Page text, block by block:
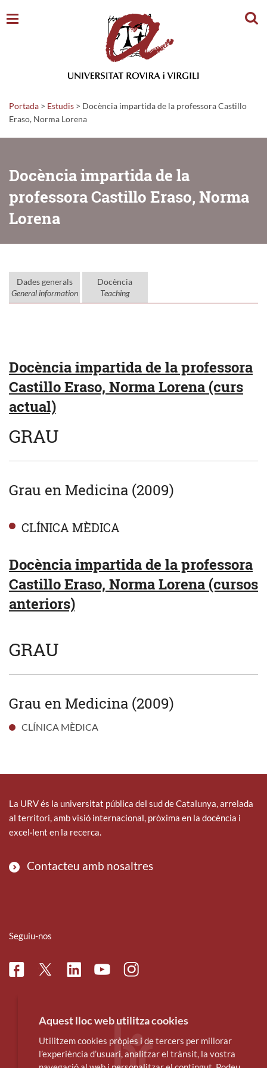
Portada > Estudis > Docència impartida de la professora Castillo
Eraso, Norma Lorena
Docència impartida de la
professora Castillo Eraso, Norma
Lorena
Dades generals
General information
Docència
Teaching
Docència impartida de la professora
Castillo Eraso, Norma Lorena (curs
actual)
GRAU
Grau en Medicina (2009)
CLÍNICA MÈDICA
Docència impartida de la professora
Castillo Eraso, Norma Lorena (cursos
anteriors)
GRAU
Grau en Medicina (2009)
CLÍNICA MÈDICA
La URV és la universitat pública del sud de Catalunya, arrelada
al territori, amb visió internacional, pròxima en la docència i
excel·lent en la recerca.
Contacteu amb nosaltres
Seguiu-nos
FacebookTwitterLinkedinYoutubeInstagram
Aquest lloc web utilitza cookies
Utilitzem cookies pròpies i de tercers per millorar
l’experiència d’usuari, analitzar el trànsit, la vostra